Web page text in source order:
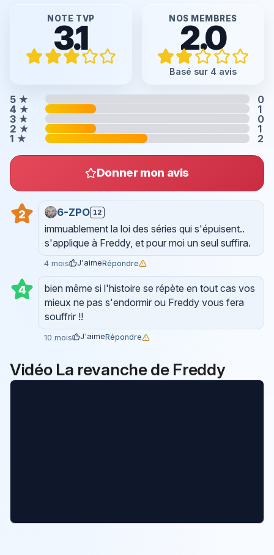
NOTE TVP
3.1 NOS MEMBRES
2.0
Basé sur 4 avis
5 ★
0
4 ★
1
3 ★
0
2 ★
1
1 ★ 2
Donner mon avis
2 6-ZPO 12
immuablement la loi des séries qui s'épuisent..
s'applique à Freddy, et pour moi un seul suffira.
4 mois J'aimeRépondre
4
bien même si l'histoire se répète en tout cas vos
mieux ne pas s'endormir ou Freddy vous fera
souffrir !!
10 mois J'aimeRépondre
Vidéo La revanche de Freddy